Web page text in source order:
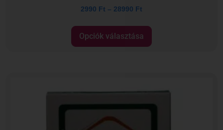
2990 Ft – 28990 Ft
Opciók választása